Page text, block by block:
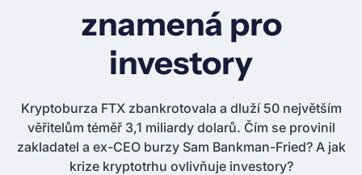
znamená pro
investory
Kryptoburza FTX zbankrotovala a dluží 50 největším
věřitelům téměř 3,1 miliardy dolarů. Čím se provinil
zakladatel a ex-CEO burzy Sam Bankman-Fried? A jak
krize kryptotrhu ovlivňuje investory?